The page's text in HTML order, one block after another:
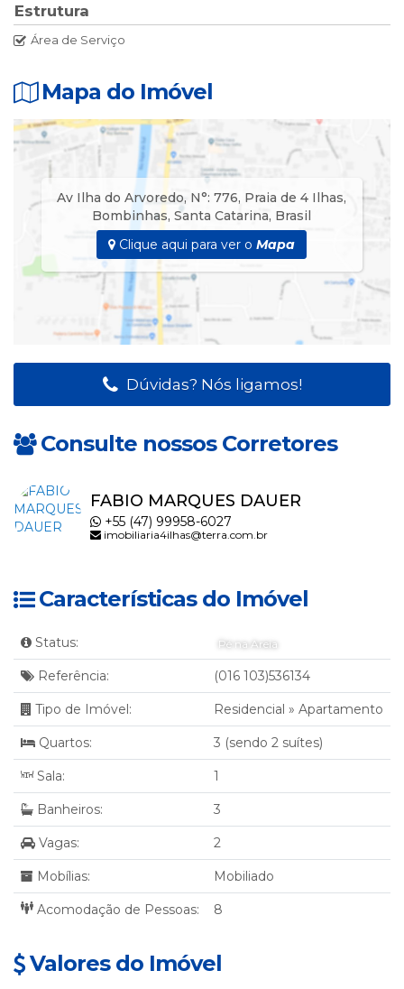
Acomodação até 08 pessoas.
🌊⛱️😎 Apartamento de Frente ao Mar (Pé na Areia)
Estrutura
Área de Serviço
Mapa do Imóvel
Av Ilha do Arvoredo, N°: 776, Praia de 4 Ilhas,
Bombinhas,Santa Catarina, Brasil
Clique aqui para ver oMapa
Dúvidas? Nós ligamos!
Consulte nossos Corretores
FABIO MARQUES DAUER
+55 (47) 99958-6027
imobiliaria4ilhas@terra.com.br
Características do Imóvel
Status: Pé na Areia
Referência: (016 103)536134
Tipo de Imóvel: Residencial » Apartamento
Quartos: 3 (sendo 2 suítes)
Sala: 1
Banheiros: 3
Vagas: 2
Mobílias: Mobiliado
Acomodação de Pessoas: 8
Valores do Imóvel